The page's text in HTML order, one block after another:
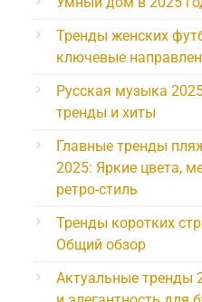
Тренды женских
ключевые
Русская музыка
тренды и хиты
Главные тренды
2025: Яркие цвета,
ретро-стиль
Тренды коротких
Общий обзор
Актуальные тренды